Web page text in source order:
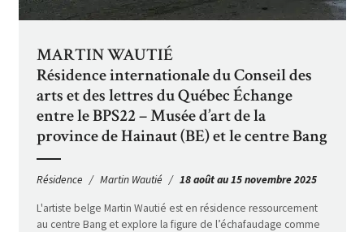
MARTIN WAUTIÉ
Résidence internationale du Conseil des
arts et des lettres du Québec Échange
entre le BPS22 – Musée d’art de la
province de Hainaut (BE) et le centre Bang
Résidence Martin Wautié 18 août au 15 novembre 2025
L'artiste belge Martin Wautié est en résidence ressourcement
au centre Bang et explore la figure de l’échafaudage comme